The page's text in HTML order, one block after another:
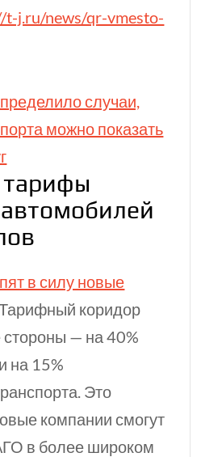
t-j.ru/news/qr-vmesto-
случаи,
можно показать
в силу новые
коридор
— на 40%
на 15%
Это
компании смогут
в более широком